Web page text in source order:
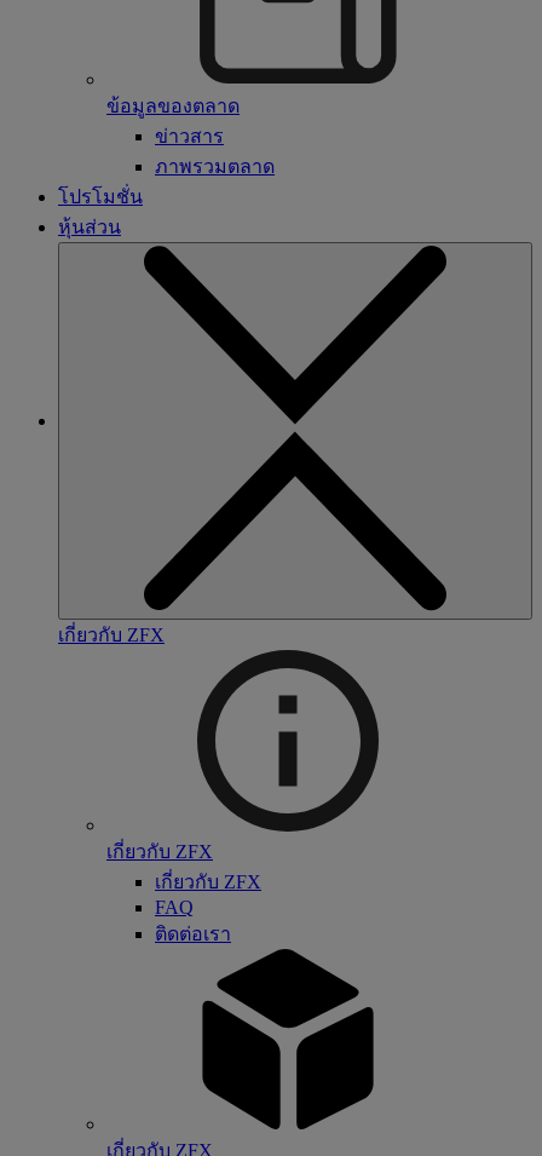
ข้อมูลของตลาด
ข่าวสาร
ภาพรวมตลาด
โปรโมชั่น
หุ้นส่วน
เกี่ยวกับ ZFX
เกี่ยวกับ ZFX
เกี่ยวกับ ZFX
FAQ
ติดต่อเรา
เกี่ยวกับ ZFX